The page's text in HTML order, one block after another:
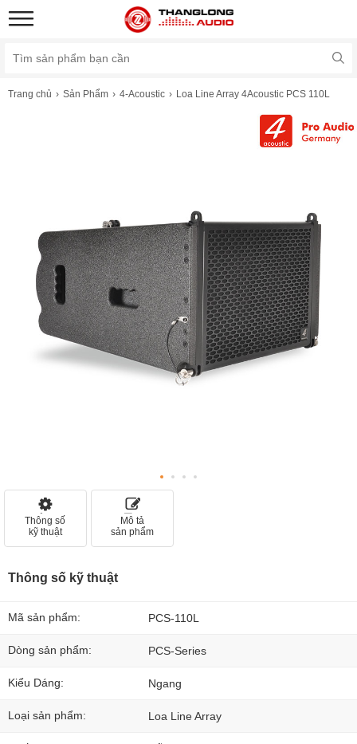
Trang chủ Sản Phẩm 4-Acoustic Loa Line Array 4Acoustic PCS 110L
Thông số
kỹ thuật
Mô tả
sản phẩm
Thông số kỹ thuật
Mã sản phẩm: PCS-110L
Dòng sản phẩm: PCS-Series
Kiểu Dáng: Ngang
Loại sản phẩm: Loa Line Array